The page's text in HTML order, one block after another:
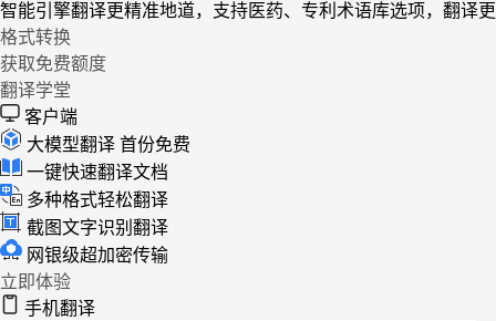
智能引擎翻译更精准地道，支持医药、专利术语库选项，翻译
格式转换
获取免费额度
翻译学堂
客户端
大模型翻译 首份免费
一键快速翻译文档
多种格式轻松翻译
截图文字识别翻译
网银级超加密传输
立即体验
手机翻译